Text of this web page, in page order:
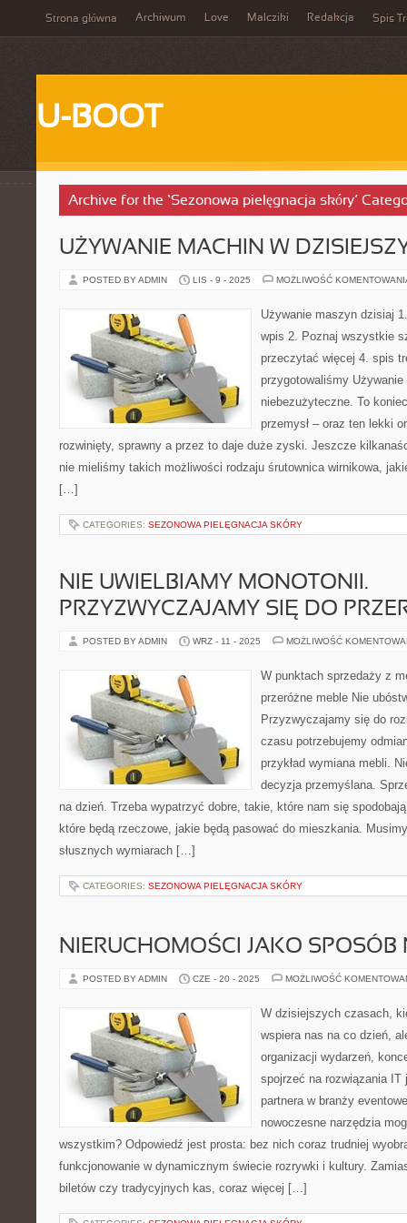
Strona główna Archiwum Love Malcziki Redakcja Spis
U-BOOT
Archive for the ‘Sezonowa pielęgnacja skóry’
UŻYWANIE MACHIN W
POSTED BY ADMIN LIS - 9 - 2025 MOŻLIWOŚĆ
Używanie maszyn dzisiaj
wpis 2. Poznaj wszystkie
przeczytać więcej 4. spis
przygotowaliśmy
niebezużyteczne. To
przemysł – oraz ten lekki
rozwinięty, sprawny a przez to daje duże zyski. Jeszcze
nie mieliśmy takich możliwości rodzaju śrutownica wirnikowa,
[…]
CATEGORIES: SEZONOWA PIELĘGNACJA SKÓRY
NIE UWIELBIAMY MONOTONII.
PRZYZWYCZAJAMY SIĘ DO
POSTED BY ADMIN WRZ - 11 - 2025 MOŻLIWOŚĆ
W punktach sprzedaży z
przeróżne meble Nie
Przyzwyczajamy się do
czasu potrzebujemy
przykład wymiana mebli.
decyzja przemyślana.
na dzień. Trzeba wypatrzyć dobre, takie, które nam się
które będą rzeczowe, jakie będą pasować do mieszkania.
słusznych wymiarach […]
CATEGORIES: SEZONOWA PIELĘGNACJA SKÓRY
NIERUCHOMOŚCI JAKO SPOSÓB
POSTED BY ADMIN CZE - 20 - 2025 MOŻLIWOŚĆ
W dzisiejszych czasach,
wspiera nas na co dzień,
organizacji wydarzeń,
spojrzeć na rozwiązania IT
partnera w branży
nowoczesne narzędzia
wszystkim? Odpowiedź jest prosta: bez nich coraz trudniej
funkcjonowanie w dynamicznym świecie rozrywki i kultury.
biletów czy tradycyjnych kas, coraz więcej […]